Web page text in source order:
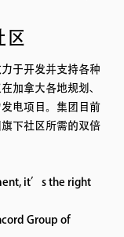
区
于开发并支持各种
加拿大各地规划、
电项目。集团目前
下社区所需的双倍
it’s the right
Group of